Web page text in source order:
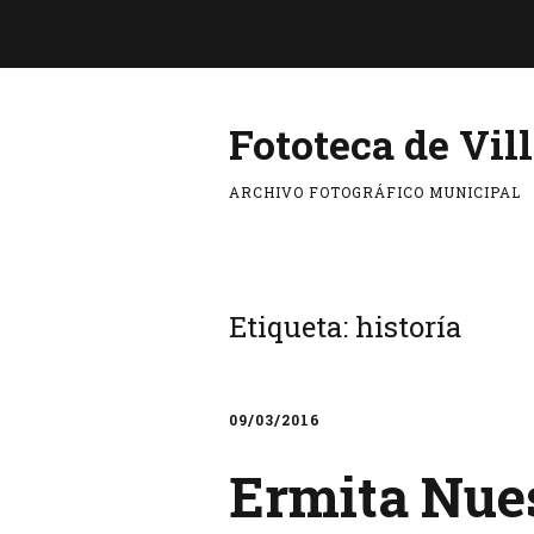
Fototeca de
ARCHIVO FOTOGRÁFICO MUNICIPAL
Etiqueta: historía
09/03/2016
Ermita